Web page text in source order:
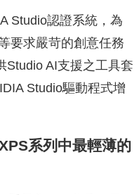
Studio認證系統，為
要求嚴苛的創意任務
Studio AI支援之工具套
Studio驅動程式增
系列中最輕薄的